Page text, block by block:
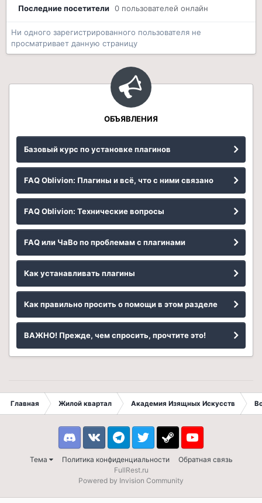
Последние посетители 0 пользователей онлайн
Ни одного зарегистрированного пользователя не
просматривает данную страницу
ОБЪЯВЛЕНИЯ
Базовый курс по установке плагинов
FAQ Oblivion: Плагины и всё, что с ними связано
FAQ Oblivion: Технические вопросы
FAQ или ЧаВо по проблемам с плагинами
Как устанавливать плагины
Как правильно просить о помощи в этом разделе
ВАЖНО! Прежде, чем спросить, прочтите это!
Главная Жилой квартал Академия Изящных Искусств
Тема Политика конфиденциальности Обратная связь
DiscordVK TelegramTwitter Steam Youtube
FullRest.ru
Powered by Invision Community